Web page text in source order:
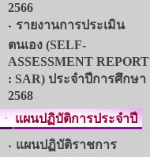
2566
รายงานการประเมิน
ตนเอง (SELF-
ASSESSMENT REPORT
: SAR) ประจำปีการศึกษา
2568
แผนปฏิบัติการประจำปี
แผนปฏิบัติราชการ